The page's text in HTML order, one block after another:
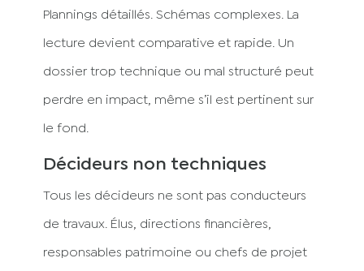
Plannings détaillés. Schémas complexes. La
lecture devient comparative et rapide. Un
dossier trop technique ou mal structuré peut
perdre en impact, même s’il est pertinent sur
le fond.
Décideurs non techniques
Tous les décideurs ne sont pas conducteurs
de travaux. Élus, directions financières,
responsables patrimoine ou chefs de projet